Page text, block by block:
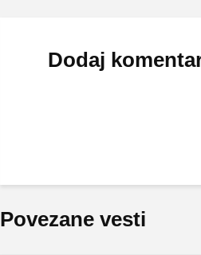
Dodaj
Povezane vesti